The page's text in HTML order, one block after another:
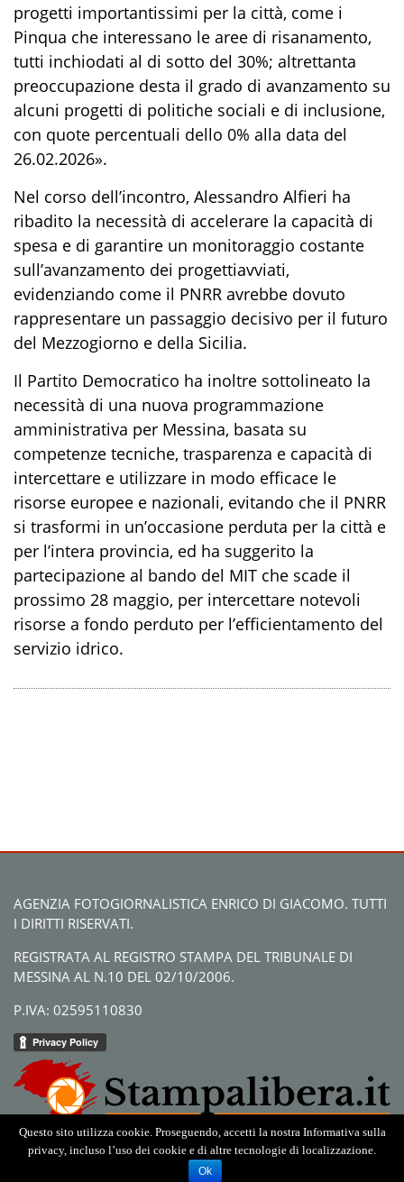
progetti importantissimi per la città, come i
Pinqua che interessano le aree di risanamento,
tutti inchiodati al di sotto del 30%; altrettanta
preoccupazione desta il grado di avanzamento su
alcuni progetti di politiche sociali e di inclusione,
con quote percentuali dello 0% alla data del
26.02.2026».
Nel corso dell’incontro, Alessandro Alfieri ha
ribadito la necessità di accelerare la capacità di
spesa e di garantire un monitoraggio costante
sull’avanzamento dei progettiavviati,
evidenziando come il PNRR avrebbe dovuto
rappresentare un passaggio decisivo per il futuro
del Mezzogiorno e della Sicilia.
Il Partito Democratico ha inoltre sottolineato la
necessità di una nuova programmazione
amministrativa per Messina, basata su
competenze tecniche, trasparenza e capacità di
intercettare e utilizzare in modo efficace le
risorse europee e nazionali, evitando che il PNRR
si trasformi in un’occasione perduta per la città e
per l’intera provincia, ed ha suggerito la
partecipazione al bando del MIT che scade il
prossimo 28 maggio, per intercettare notevoli
risorse a fondo perduto per l’efficientamento del
servizio idrico.
AGENZIA FOTOGIORNALISTICA ENRICO DI GIACOMO. TUTTI
I DIRITTI RISERVATI.
REGISTRATA AL REGISTRO STAMPA DEL TRIBUNALE DI
MESSINA AL N.10 DEL 02/10/2006.
P.IVA: 02595110830
Questo sito utilizza cookie. Proseguendo, accetti la nostra Informativa sulla
privacy, incluso l’uso dei cookie e di altre tecnologie di localizzazione.
Ok